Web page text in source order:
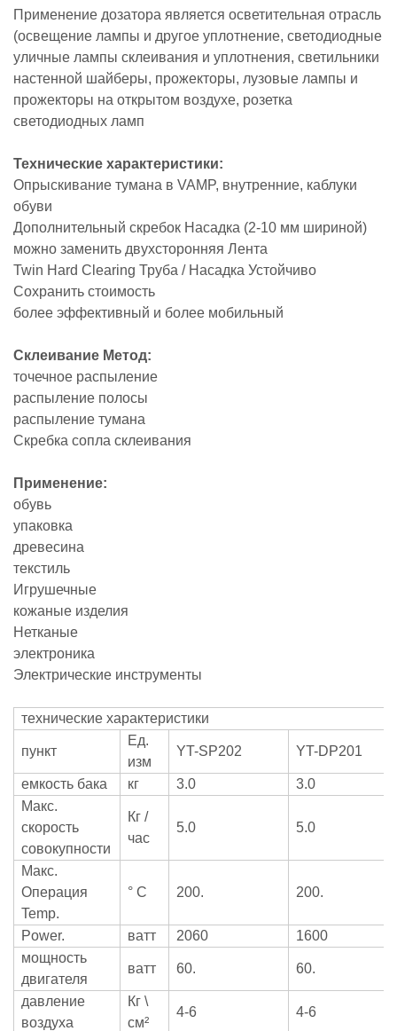
Применение дозатора является осветительная отрасль
(освещение лампы и другое уплотнение, светодиодные
уличные лампы склеивания и уплотнения, светильники
настенной шайберы, прожекторы, лузовые лампы и
прожекторы на открытом воздухе, розетка
светодиодных ламп
Технические характеристики:
Опрыскивание тумана в VAMP, внутренние, каблуки
обуви
Дополнительный скребок Насадка (2-10 мм шириной)
можно заменить двухсторонняя Лента
Twin Hard Clearing Труба / Насадка Устойчиво
Сохранить стоимость
более эффективный и более мобильный
Склеивание Метод:
точечное распыление
распыление полосы
распыление тумана
Скребка сопла склеивания
Применение:
обувь
упаковка
древесина
текстиль
Игрушечные
кожаные изделия
Нетканые
электроника
Электрические инструменты
технические характеристики
пункт
Ед.
изм
YT-SP202 YT-DP201
емкость бака кг 3.0
3.0
Макс.
скорость
совокупности
Кг /
час
5.0 5.0
Макс.
Операция
Temp.
° C 200. 200.
Power. ватт 2060
1600
мощность
двигателя
ватт 60. 60.
давление
воздуха
Кг \
см²
4-6 4-6